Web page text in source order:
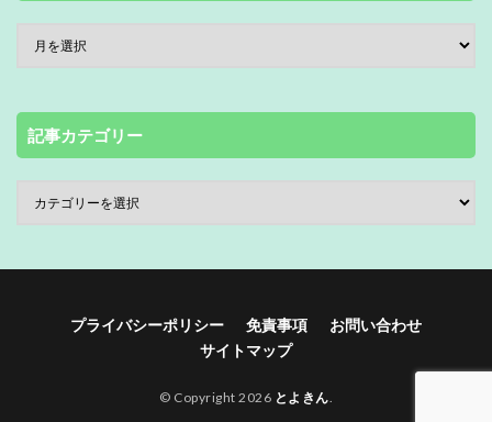
記事カテゴリー
プライバシーポリシー 免責事項
お問い合わせ
サイトマップ
© Copyright 2026 とよきん.